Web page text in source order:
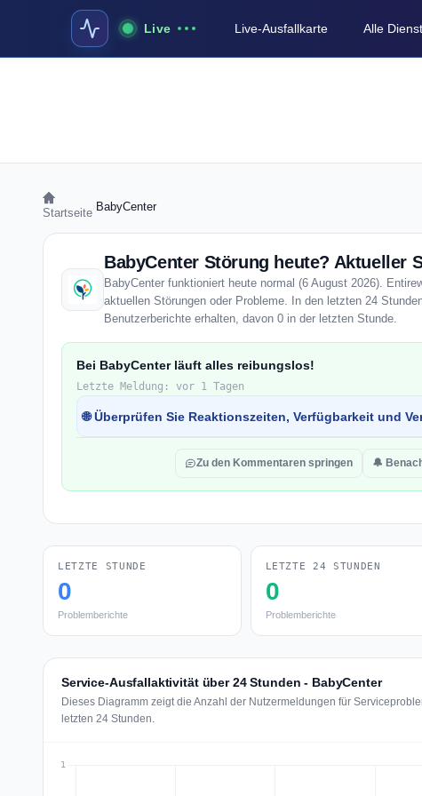
Live Live-Ausfallkarte Alle
Startseite BabyCenter
BabyCenter Störung heute? Aktueller
BabyCenter funktioniert heute normal (6 August 2026).
aktuellen Störungen oder Probleme. In den letzten 24
Benutzerberichte erhalten, davon 0 in der letzten Stunde.
Bei BabyCenter läuft alles reibungslos!
Letzte Meldung: vor 1 Tagen
🌐 Überprüfen Sie Reaktionszeiten, Verfügbarkeit und
Zu den Kommentaren springen 🔔
LETZTE STUNDE
0
Problemberichte
LETZTE 24 STUNDEN
0
Problemberichte
Service-Ausfallaktivität über 24 Stunden - BabyCenter
Dieses Diagramm zeigt die Anzahl der Nutzermeldungen für
letzten 24 Stunden.